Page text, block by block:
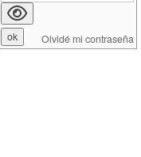
Olvidé mi contraseña